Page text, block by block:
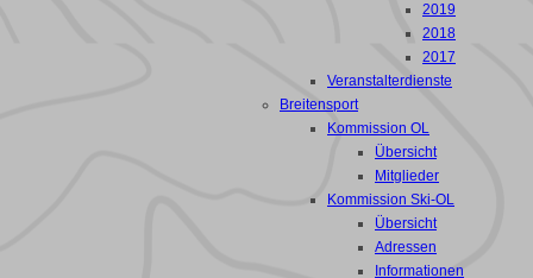
2019
2018
2017
Veranstalterdienste
Breitensport
Kommission OL
Übersicht
Mitglieder
Kommission Ski-OL
Übersicht
Adressen
Informationen